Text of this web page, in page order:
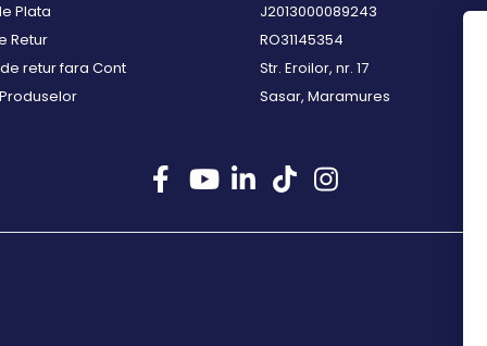
Plata
Retur
retur fara Cont
J2013000089243
RO31145354
Str. Eroilor, nr. 17
Sasar, Maramures